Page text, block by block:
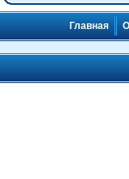
Главная